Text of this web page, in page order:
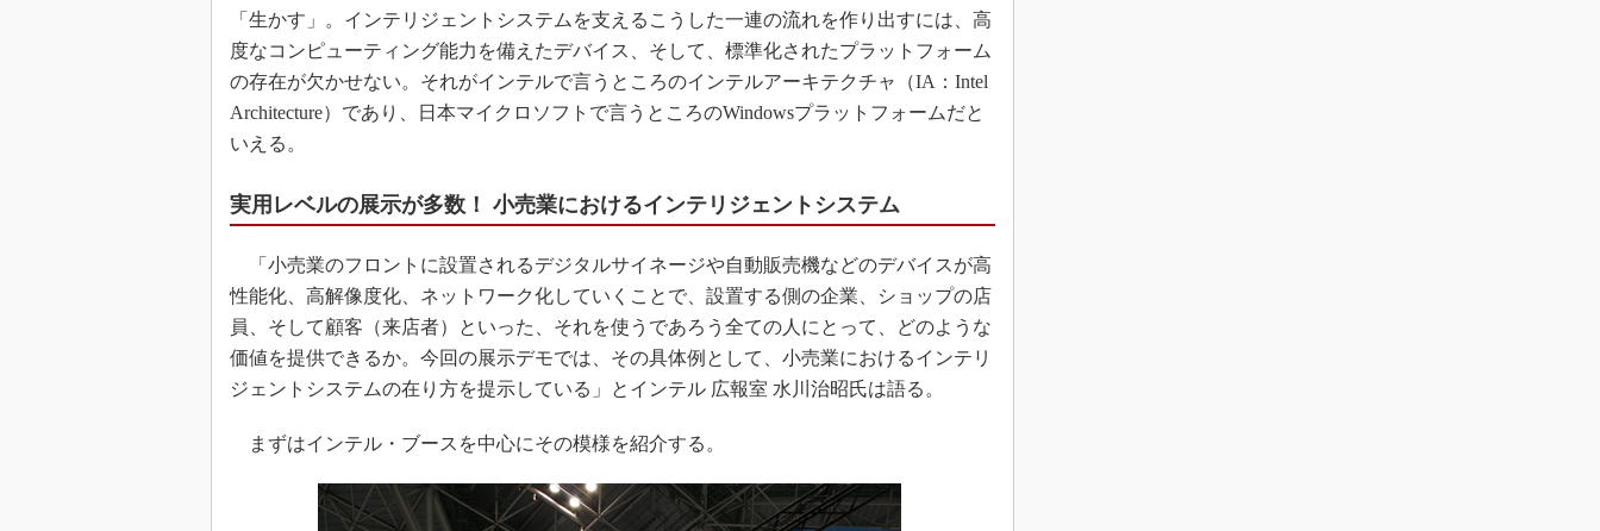
「生かす」。インテリジェントシステムを支えるこうした一連の流れを作り出すには、高
度なコンピューティング能力を備えたデバイス、そして、標準化されたプラットフォーム
の存在が欠かせない。それがインテルで言うところのインテルアーキテクチャ（IA：Intel
Architecture）であり、日本マイクロソフトで言うところのWindowsプラットフォームだと
いえる。
実用レベルの展示が多数！ 小売業におけるインテリジェントシステム
「小売業のフロントに設置されるデジタルサイネージや自動販売機などのデバイスが高
性能化、高解像度化、ネットワーク化していくことで、設置する側の企業、ショップの店
員、そして顧客（来店者）といった、それを使うであろう全ての人にとって、どのような
価値を提供できるか。今回の展示デモでは、その具体例として、小売業におけるインテリ
ジェントシステムの在り方を提示している」とインテル 広報室 水川治昭氏は語る。
まずはインテル・ブースを中心にその模様を紹介する。